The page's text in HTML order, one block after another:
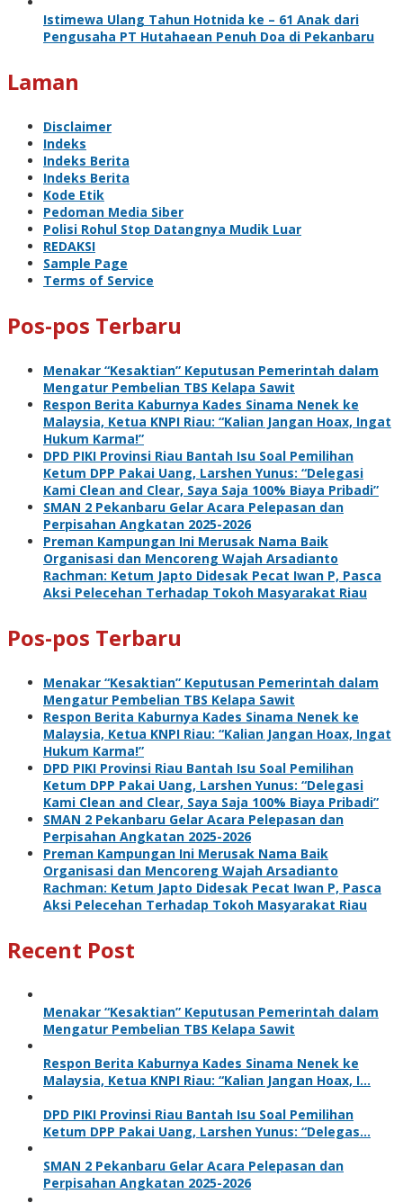
Istimewa Ulang Tahun Hotnida ke – 61 Anak dari
Pengusaha PT Hutahaean Penuh Doa di Pekanbaru
Laman
Disclaimer
Indeks
Indeks Berita
Indeks Berita
Kode Etik
Pedoman Media Siber
Polisi Rohul Stop Datangnya Mudik Luar
REDAKSI
Sample Page
Terms of Service
Pos-pos Terbaru
Menakar “Kesaktian” Keputusan Pemerintah dalam
Mengatur Pembelian TBS Kelapa Sawit
Respon Berita Kaburnya Kades Sinama Nenek ke
Malaysia, Ketua KNPI Riau: “Kalian Jangan Hoax, Ingat
Hukum Karma!”
DPD PIKI Provinsi Riau Bantah Isu Soal Pemilihan
Ketum DPP Pakai Uang, Larshen Yunus: “Delegasi
Kami Clean and Clear, Saya Saja 100% Biaya Pribadi”
SMAN 2 Pekanbaru Gelar Acara Pelepasan dan
Perpisahan Angkatan 2025-2026
Preman Kampungan Ini Merusak Nama Baik
Organisasi dan Mencoreng Wajah Arsadianto
Rachman: Ketum Japto Didesak Pecat Iwan P, Pasca
Aksi Pelecehan Terhadap Tokoh Masyarakat Riau
Pos-pos Terbaru
Menakar “Kesaktian” Keputusan Pemerintah dalam
Mengatur Pembelian TBS Kelapa Sawit
Respon Berita Kaburnya Kades Sinama Nenek ke
Malaysia, Ketua KNPI Riau: “Kalian Jangan Hoax, Ingat
Hukum Karma!”
DPD PIKI Provinsi Riau Bantah Isu Soal Pemilihan
Ketum DPP Pakai Uang, Larshen Yunus: “Delegasi
Kami Clean and Clear, Saya Saja 100% Biaya Pribadi”
SMAN 2 Pekanbaru Gelar Acara Pelepasan dan
Perpisahan Angkatan 2025-2026
Preman Kampungan Ini Merusak Nama Baik
Organisasi dan Mencoreng Wajah Arsadianto
Rachman: Ketum Japto Didesak Pecat Iwan P, Pasca
Aksi Pelecehan Terhadap Tokoh Masyarakat Riau
Recent Post
Menakar “Kesaktian” Keputusan Pemerintah dalam
Mengatur Pembelian TBS Kelapa Sawit
Respon Berita Kaburnya Kades Sinama Nenek ke
Malaysia, Ketua KNPI Riau: “Kalian Jangan Hoax, I…
DPD PIKI Provinsi Riau Bantah Isu Soal Pemilihan
Ketum DPP Pakai Uang, Larshen Yunus: “Delegas…
SMAN 2 Pekanbaru Gelar Acara Pelepasan dan
Perpisahan Angkatan 2025-2026